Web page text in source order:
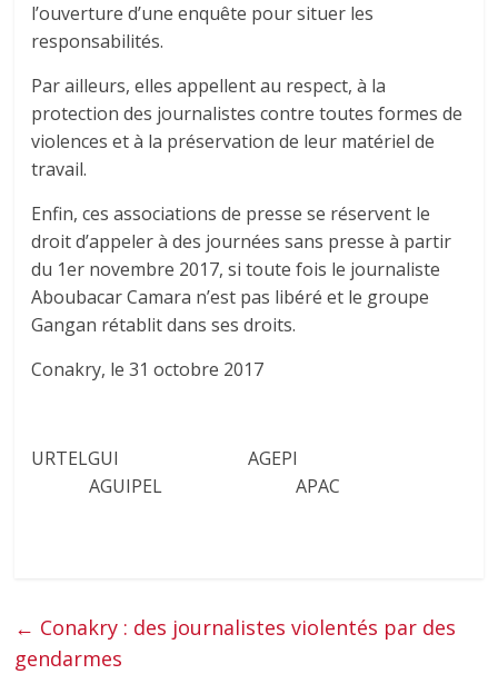
l’ouverture d’une enquête pour situer les
responsabilités.
Par ailleurs, elles appellent au respect, à la
protection des journalistes contre toutes formes de
violences et à la préservation de leur matériel de
travail.
Enfin, ces associations de presse se réservent le
droit d’appeler à des journées sans presse à partir
du 1er novembre 2017, si toute fois le journaliste
Aboubacar Camara n’est pas libéré et le groupe
Gangan rétablit dans ses droits.
Conakry, le 31 octobre 2017
URTELGUI AGEPI
AGUIPEL APAC
← Conakry : des journalistes violentés par des
gendarmes